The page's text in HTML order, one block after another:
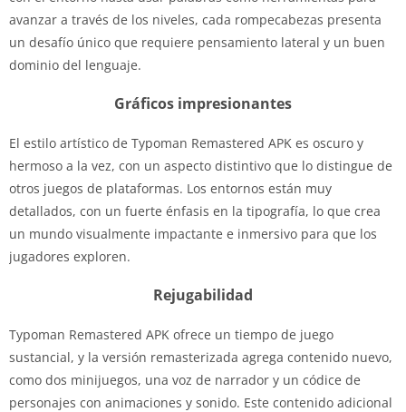
avanzar a través de los niveles, cada rompecabezas presenta
un desafío único que requiere pensamiento lateral y un buen
dominio del lenguaje.
Gráficos impresionantes
El estilo artístico de Typoman Remastered APK es oscuro y
hermoso a la vez, con un aspecto distintivo que lo distingue de
otros juegos de plataformas. Los entornos están muy
detallados, con un fuerte énfasis en la tipografía, lo que crea
un mundo visualmente impactante e inmersivo para que los
jugadores exploren.
Rejugabilidad
Typoman Remastered APK ofrece un tiempo de juego
sustancial, y la versión remasterizada agrega contenido nuevo,
como dos minijuegos, una voz de narrador y un códice de
personajes con animaciones y sonido. Este contenido adicional